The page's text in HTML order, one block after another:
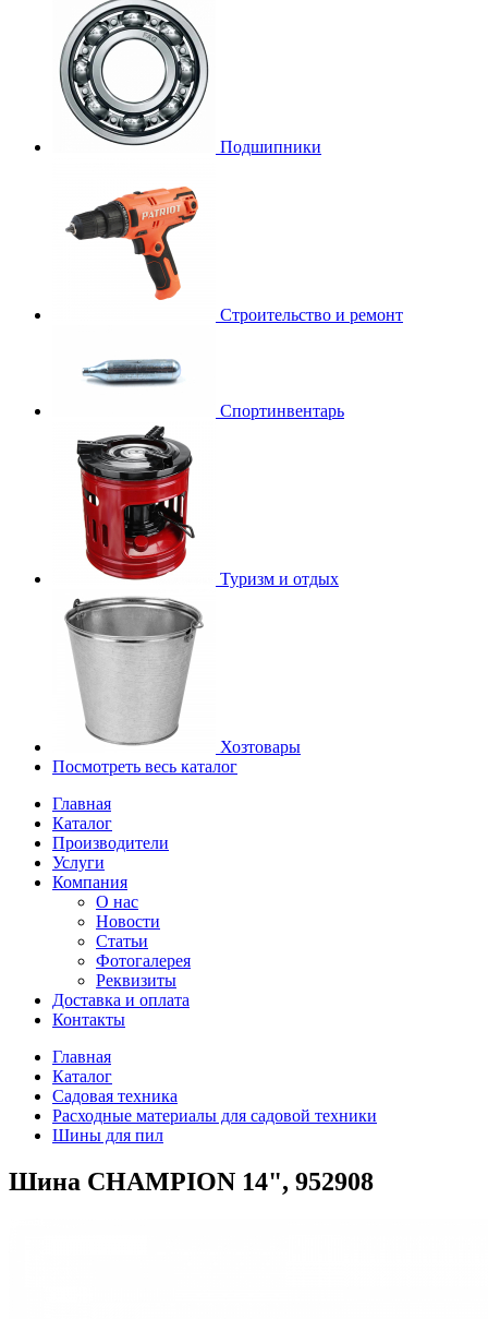
Подшипники
Строительство и ремонт
Спортинвентарь
Туризм и отдых
Хозтовары
Посмотреть весь каталог
Главная
Каталог
Производители
Услуги
Компания
О нас
Новости
Статьи
Фотогалерея
Реквизиты
Доставка и оплата
Контакты
Главная
Каталог
Садовая техника
Расходные материалы для садовой техники
Шины для пил
Шина CHAMPION 14", 952908